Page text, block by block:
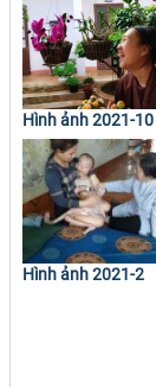
Hình ảnh 2021-10
Hình ảnh 2021-2